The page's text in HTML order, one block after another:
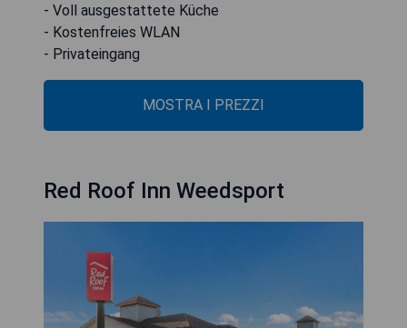
- Voll ausgestattete Küche
- Kostenfreies WLAN
- Privateingang
MOSTRA I PREZZI
Red Roof Inn Weedsport